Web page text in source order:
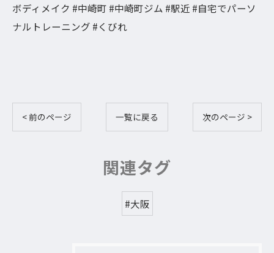
ボディメイク #中崎町 #中崎町ジム #駅近 #自宅でパーソ
ナルトレーニング #くびれ
< 前のページ 一覧に戻る 次のページ >
関連タグ
#大阪